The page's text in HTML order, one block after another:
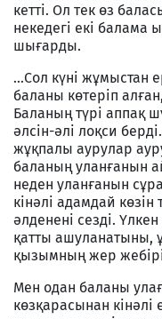
кетті. Ол тек өз
некедегі екі балама
шығарды.
…Сол күні жұмыстан
баланы көтеріп
Баланың түрі аппақ
әлсін-әлі лоқси
жұқпалы аурулар
баланың уланғанын
неден уланғанын
кінәлі адамдай
әлденені сезді.
қатты
қызымның жер
Мен одан баланы
көзқарасынан кінәлі